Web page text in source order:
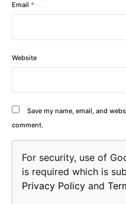
Email *
Website
Save my name, email, and
comment.
For security, use of
is required which is
Privacy Policy and